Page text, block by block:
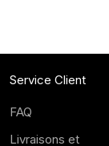
Service Client
FAQ
Livraisons et